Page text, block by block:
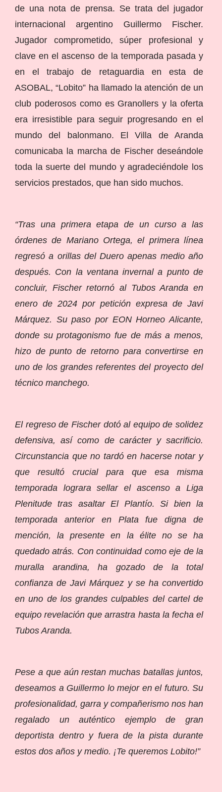
de una nota de prensa. Se trata del jugador
internacional argentino Guillermo Fischer.
Jugador comprometido, súper profesional y
clave en el ascenso de la temporada pasada y
en el trabajo de retaguardia en esta de
ASOBAL, “Lobito” ha llamado la atención de un
club poderosos como es Granollers y la oferta
era irresistible para seguir progresando en el
mundo del balonmano. El Villa de Aranda
comunicaba la marcha de Fischer deseándole
toda la suerte del mundo y agradeciéndole los
servicios prestados, que han sido muchos.
“Tras una primera etapa de un curso a las
órdenes de Mariano Ortega, el primera línea
regresó a orillas del Duero apenas medio año
después. Con la ventana invernal a punto de
concluir, Fischer retornó al Tubos Aranda en
enero de 2024 por petición expresa de Javi
Márquez. Su paso por EON Horneo Alicante,
donde su protagonismo fue de más a menos,
hizo de punto de retorno para convertirse en
uno de los grandes referentes del proyecto del
técnico manchego.
El regreso de Fischer dotó al equipo de solidez
defensiva, así como de carácter y sacrificio.
Circunstancia que no tardó en hacerse notar y
que resultó crucial para que esa misma
temporada lograra sellar el ascenso a Liga
Plenitude tras asaltar El Plantío. Si bien la
temporada anterior en Plata fue digna de
mención, la presente en la élite no se ha
quedado atrás. Con continuidad como eje de la
muralla arandina, ha gozado de la total
confianza de Javi Márquez y se ha convertido
en uno de los grandes culpables del cartel de
equipo revelación que arrastra hasta la fecha el
Tubos Aranda.
Pese a que aún restan muchas batallas juntos,
deseamos a Guillermo lo mejor en el futuro. Su
profesionalidad, garra y compañerismo nos han
regalado un auténtico ejemplo de gran
deportista dentro y fuera de la pista durante
estos dos años y medio. ¡Te queremos Lobito!”